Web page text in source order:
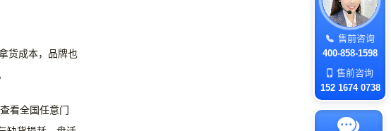
货成本，品牌也
看全国任意门
售前咨询
400-858-1598
售前咨询
152 1674 0738